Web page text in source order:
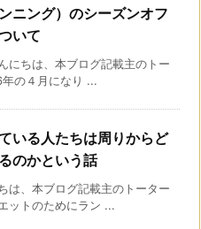
ニング）のシーズンオフ
いて
にちは、本ブログ記載主のトー
の４月になり ...
いる人たちは周りからど
のかという話
は、本ブログ記載主のトーター
ットのためにラン ...